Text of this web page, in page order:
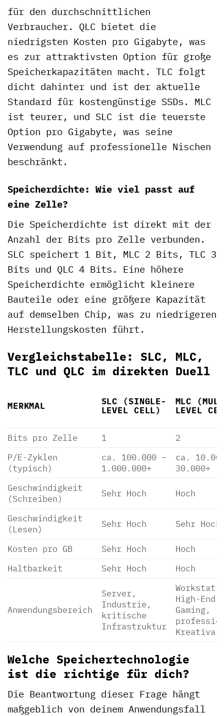
für den durchschnittlichen
Verbraucher. QLC bietet die
niedrigsten Kosten pro Gigabyte, was
es zur attraktivsten Option für große
Speicherkapazitäten macht. TLC folgt
dicht dahinter und ist der aktuelle
Standard für kostengünstige SSDs. MLC
ist teurer, und SLC ist die teuerste
Option pro Gigabyte, was seine
Verwendung auf professionelle Nischen
beschränkt.
Speicherdichte: Wie viel passt auf
eine Zelle?
Die Speicherdichte ist direkt mit der
Anzahl der Bits pro Zelle verbunden.
SLC speichert 1 Bit, MLC 2 Bits, TLC 3
Bits und QLC 4 Bits. Eine höhere
Speicherdichte ermöglicht kleinere
Bauteile oder eine größere Kapazität
auf demselben Chip, was zu niedrigeren
Herstellungskosten führt.
Vergleichstabelle: SLC, MLC,
TLC und QLC im direkten Duell
MERKMAL SLC (SINGLE-
LEVEL CELL)
MLC
LEVEL
Bits pro Zelle 1
2
P/E-Zyklen
(typisch)
ca. 100.000 –
1.000.000+
ca.
30.000+
Geschwindigkeit
(Schreiben)
Sehr Hoch Hoch
Geschwindigkeit
(Lesen)
Sehr Hoch Sehr Hoch
Kosten pro GB Sehr Hoch
Hoch
Haltbarkeit
Sehr Hoch Hoch
Anwendungsbereich
Server,
Industrie,
kritische
Infrastruktur
High-End-
Gaming,
Welche Speichertechnologie
ist die richtige für dich?
Die Beantwortung dieser Frage hängt
maßgeblich von deinem Anwendungsfall